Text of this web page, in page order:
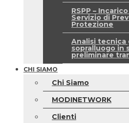
RSPP –
Servizio di
Protezione
Analisi tecnica
sopralluogo in
preliminare
CHI SIAMO
Chi Siamo
MODINETWORK
Clienti